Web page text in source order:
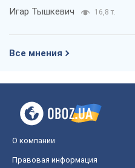
Игар Тышкевич 16,8 т.
Все мнения
О компании
Правовая информация